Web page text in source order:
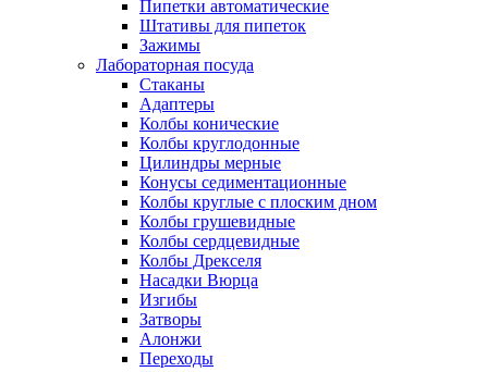
Пипетки автоматические
Штативы для пипеток
Зажимы
Лабораторная посуда
Стаканы
Адаптеры
Колбы конические
Колбы круглодонные
Цилиндры мерные
Конусы седиментационные
Колбы круглые с плоским дном
Колбы грушевидные
Колбы сердцевидные
Колбы Дрекселя
Насадки Вюрца
Изгибы
Затворы
Алонжи
Переходы